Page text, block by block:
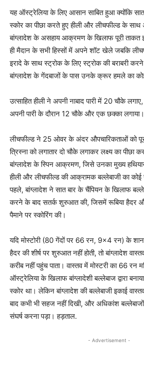
यह ऑस्ट्रेलिया के लिए आसान साबित हुआ क्योंकि
स्कोर का पीछा करते हुए हीली और लीचफील्ड के
बांग्लादेश के असहाय आक्रमण के खिलाफ पूरी ताकत
ही मैदान के सभी हिस्सों में अपने शॉट खेले जबकि
इरादे के साथ स्ट्रोक के लिए स्ट्रोक की बराबरी
बांग्लादेश के गेंदबाजों के पास उनके क्रूर हमले का
उत्साहित हीली ने अपनी नाबाद पारी में 20 चौके
अपनी पारी के दौरान 12 चौके और एक छक्का लगाया।
लीचफील्ड ने 25 ओवर के अंदर औपचारिकताओं को
त्रिस्ना को लगातार दो चौके लगाकर लक्ष्य का पीछा
बांग्लादेश के स्पिन आक्रमण, जिसे उनका मुख्य
हीली और लीचफील्ड की आक्रामक बल्लेबाजी का
पहले, बांग्लादेश ने सात बार के चैंपियन के खिलाफ
करने के बाद सतर्क शुरुआत की, जिसमें रूबिया हैदर
पैमाने पर स्कोरिंग की।
यदि मोस्टोरी (80 गेंदों पर 66 रन, 9×4 रन) के
हैदर की शीर्ष पर शुरुआत नहीं होती, तो बांग्लादेश
करीब नहीं पहुंच पाता। वास्तव में मोस्टरी का 66 रन
ऑस्ट्रेलिया के खिलाफ बांग्लादेशी बल्लेबाज द्वारा
स्कोर था। लेकिन बांग्लादेश की बल्लेबाजी इकाई
बाद कभी भी सहज नहीं दिखी, और अधिकांश
संघर्ष करना पड़ा। हड़ताल.
- Advertisement -